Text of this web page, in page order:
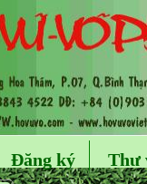
Đăng ký Thư